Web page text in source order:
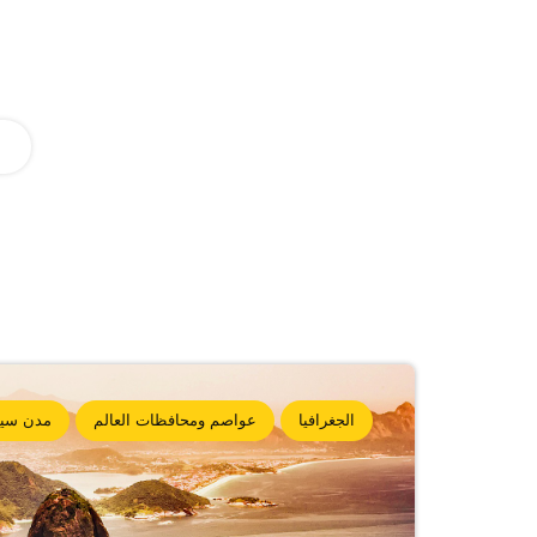
الجغرافيا عواصم ومحافظات العالم مدن